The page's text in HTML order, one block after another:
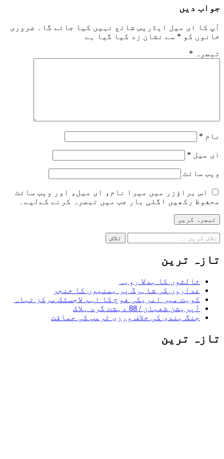
جواب دیں
آپ کا ای میل ایڈریس شائع نہیں کیا جائے گا۔
ضروری
خانوں کو * سے نشان زد کیا گیا ہے
تبصرہ *
نام *
ای میل *
ویب‌ سائٹ
اس براؤزر میں میرا نام، ای میل، اور ویب سائٹ
محفوظ رکھیں اگلی بار جب میں تبصرہ کرنے کےلیے۔
تلاش
کریں
برائے:
تازہ ترین
ثالثوں کا بدلا رویہ
غداروں کی شاہرگ پر یمنیوں کا خنجر
کویت میں امریکی فوج کا اہم لاجسٹک مرکز تباہ
آپریشن شعبان / 88 دہشت گرد ہلاک
جنگ بندی کی خلاف ورزی ٹرمپ کی حماقت
تازہ ترین